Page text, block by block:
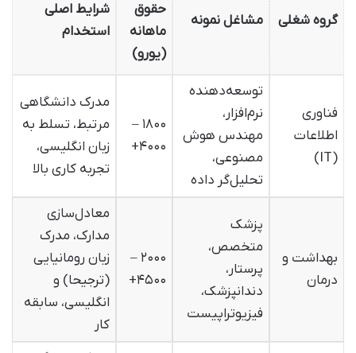
گروه شغلی مشاغل نمونه
حقوق
ماهانه
(یورو)
شرایط اصلی
استخدام
فناوری
اطلاعات
(IT)
توسعه‌دهنده
نرم‌افزار،
مهندس هوش
مصنوعی،
تحلیل‌گر داده
۱۸۰۰ –
۴۰۰۰+
مدرک دانشگاهی
مرتبط، تسلط به
زبان انگلیسی،
تجربه کاری بالا
بهداشت و
درمان
پزشک
متخصص،
پرستار،
دندانپزشک،
فیزیوتراپیست
۲۰۰۰ –
۴۵۰۰+
معادل‌سازی
مدارک، مدرک
زبان رومانیایی
(ترجیحا) و
انگلیسی، سابقه
کار